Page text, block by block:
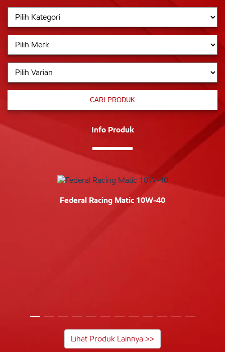
CARI PRODUK
Info Produk
Federal Racing Matic 10W-40
Lihat Produk Lainnya >>